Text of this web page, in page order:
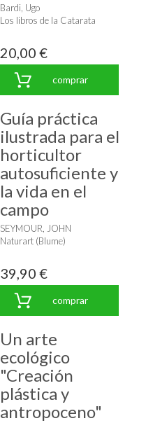
Bardi, Ugo
Los libros de la Catarata
20,00 €
comprar
Guía práctica
ilustrada para el
horticultor
autosuficiente y
la vida en el
campo
SEYMOUR, JOHN
Naturart (Blume)
39,90 €
comprar
Un arte
ecológico
"Creación
plástica y
antropoceno"